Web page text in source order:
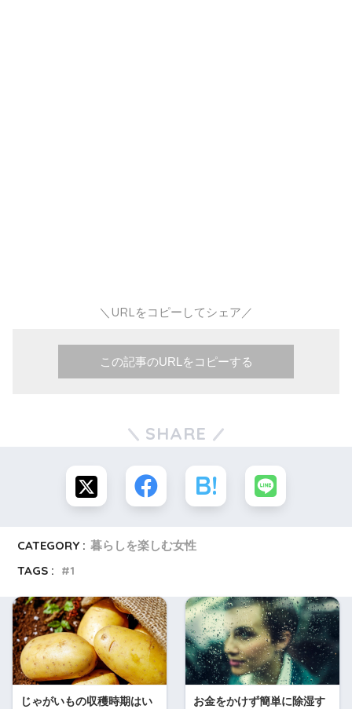
＼URLをコピーしてシェア／
この記事のURLをコピーする
SHARE
CATEGORY : 暮らしを楽しむ女性
TAGS :
1
じゃがいもの収穫時期はい
お金をかけず簡単に除湿す